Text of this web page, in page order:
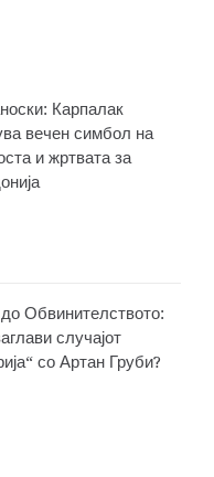
Карпалак
вечен симбол на
и жртвата за
Обвинителството:
случајот
со Артан Груби?